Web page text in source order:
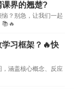
界的翘楚?
？别急，让我们一起
📚🔥
习框架？🔥快
涵盖核心概念、反应